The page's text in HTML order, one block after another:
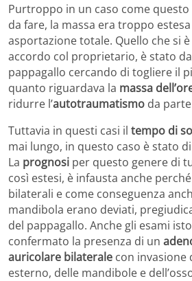
Purtroppo in un caso come questo
da fare, la massa era troppo
asportazione totale. Quello che si
accordo col proprietario, è stato
pappagallo cercando di togliere il
quanto riguardava la massa
ridurre l’autotraumatismo da
Tuttavia in questi casi il tempo di
mai lungo, in questo caso è stato
La prognosi per questo genere di
così estesi, è infausta anche
bilaterali e come conseguenza
mandibola erano deviati,
del pappagallo. Anche gli esami
confermato la presenza di un
auricolare bilaterale con invasione
esterno, delle mandibole e